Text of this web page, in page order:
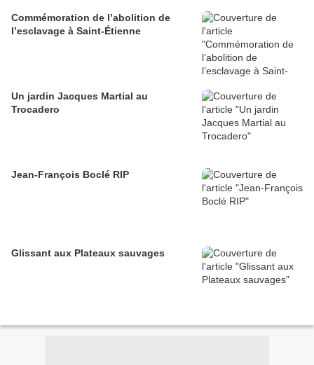
Commémoration de l’abolition de
l’esclavage à Saint-Étienne
Un jardin Jacques Martial au
Trocadero
Jean-François Boclé RIP
Glissant aux Plateaux sauvages